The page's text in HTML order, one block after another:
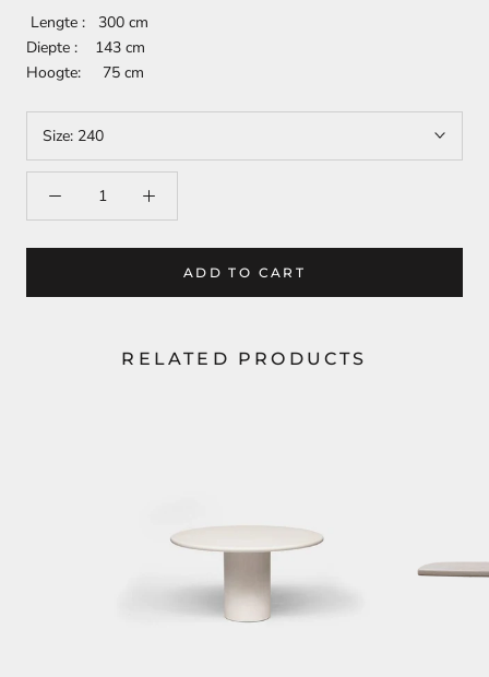
Lengte : 300 cm
Diepte : 143 cm
Hoogte: 75 cm
Size: 240
ADD TO CART
RELATED PRODUCTS